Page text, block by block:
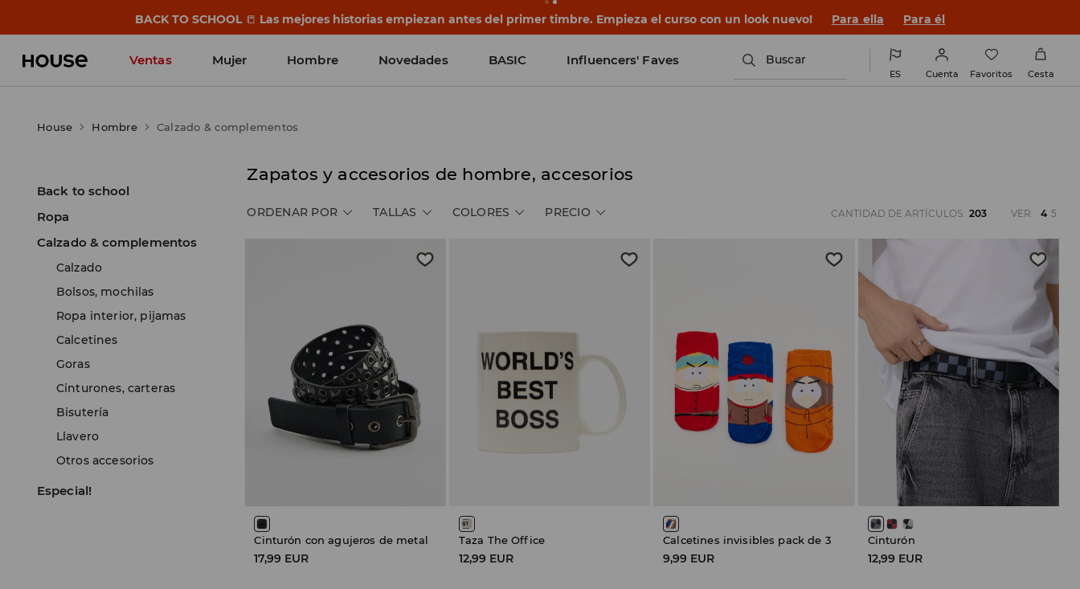
BACK TO SCHOOL 📒 Las mejores historias empiezan antes del primer timbre. Empieza el curso con un look nuevo! Para ella Para él
Ventas Mujer Hombre Novedades BASIC Influencers' Faves Buscar
ES Cuenta Favoritos Cesta
House Hombre Calzado & complementos
Back to school
Ropa
Calzado & complementos
Calzado
Bolsos, mochilas
Ropa interior, pijamas
Calcetines
Goras
Cinturones, carteras
Bisutería
Llavero
Otros accesorios
Especial!
Zapatos y accesorios de hombre, accesorios
ORDENAR POR TALLAS COLORES PRECIO CANTIDAD DE ARTÍCULOS: 203 VER: 4 5
Cinturón con agujeros de metal
17,99 EUR
Taza The Office
12,99 EUR
Calcetines invisibles pack de 3
9,99 EUR
Cinturón
12,99 EUR